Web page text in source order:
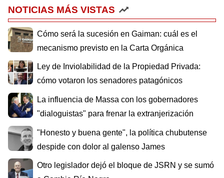
NOTICIAS MÁS VISTAS
Cómo será la sucesión en Gaiman: cuál es el
mecanismo previsto en la Carta Orgánica
Ley de Inviolabilidad de la Propiedad Privada:
cómo votaron los senadores patagónicos
La influencia de Massa con los gobernadores
"dialoguistas" para frenar la extranjerización
"Honesto y buena gente", la política chubutense
despide con dolor al galenso James
Otro legislador dejó el bloque de JSRN y se sumó